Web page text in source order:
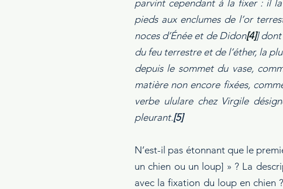
parvint cependant à la fixer : il
pieds aux enclumes de l’or
noces d’Énée et de Didon[4]] dont
du feu terrestre et de l’éther, la
depuis le sommet du vase,
matière non encore fixées,
verbe ululare chez Virgile
pleurant.[5]
N’est-il pas étonnant que le
un chien ou un loup] » ? La
avec la fixation du loup en